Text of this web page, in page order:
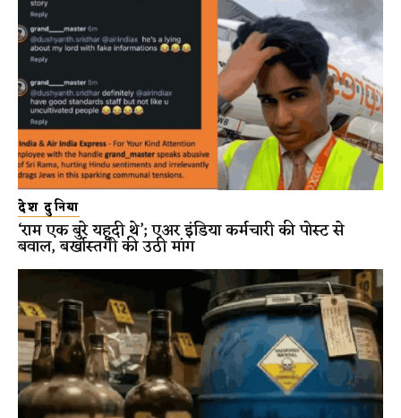
देश दुनिया
‘राम एक बुरे यहूदी थे’; एअर इंडिया कर्मचारी की पोस्ट से
बवाल, बर्खास्तगी की उठी मांग